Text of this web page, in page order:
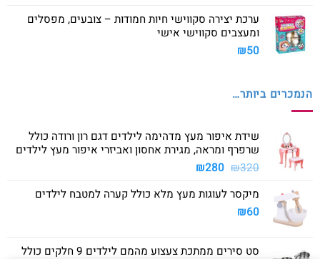
ערכת יצירה סקווישי חיות חמודות – צובעים, מפסלים
ומעצבים סקווישי אישי
₪50
הנמכרים ביותר…
שידת איפור מעץ מדהימה לילדים דגם רון ורודה כולל
שרפרף ומראה, מגירת אחסון ואביזרי איפור מעץ לילדים
₪320
המחיר
היה:
₪280 המחיר
הוא:
מיקסר לעוגות מעץ מלא כולל קערה למטבח לילדים
₪60
סט סירים ממתכת צעצוע מהמם לילדים 9 חלקים כולל